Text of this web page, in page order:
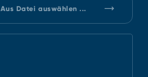
Aus Datei auswählen ...